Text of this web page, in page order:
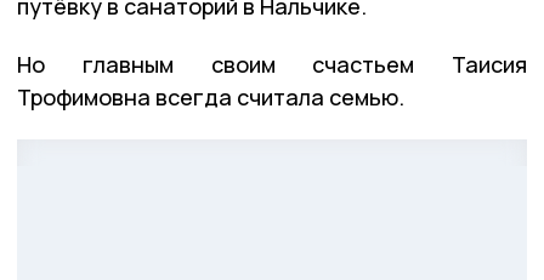
Но главным своим счастьем Таисия
Трофимовна всегда считала семью.